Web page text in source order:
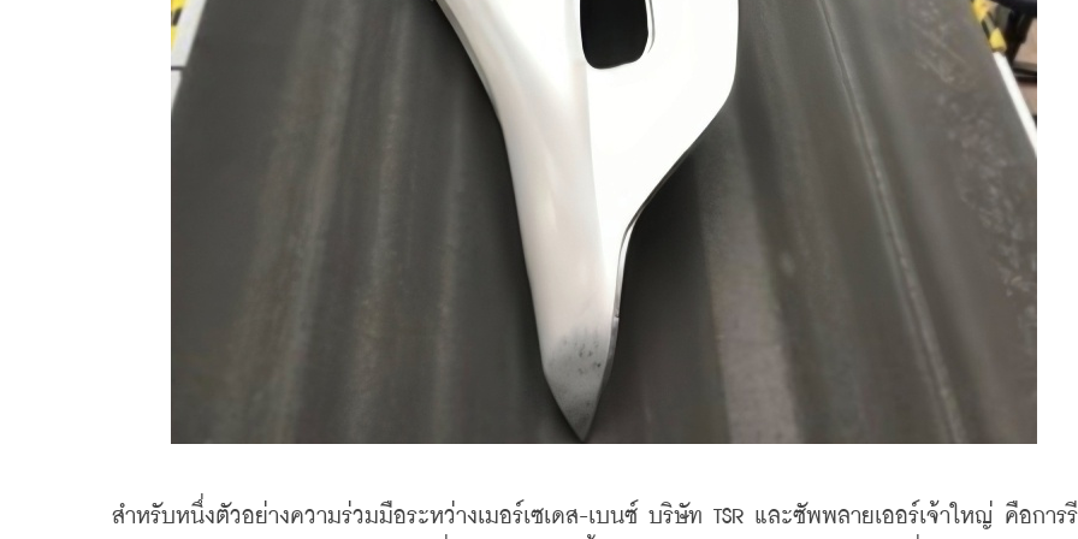
สำหรับหนึ่งตัวอย่างความร่วมมือระหว่างเมอร์เซเดส-เบนซ์ บริษัท TSR และซัพพลายเออร์เจ้าใหญ่ คือการ